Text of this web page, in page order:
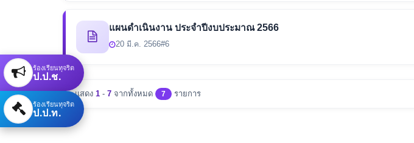
แผนดำเนินงาน ประจำปีงบประมาณ 2566
20 มี.ค. 2566#6
แสดง 1 - 7 จากทั้งหมด 7 รายการ
ร้องเรียนทุจริต
ป.ป.ช.
ร้องเรียนทุจริต
ป.ป.ท.